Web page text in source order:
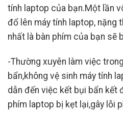
tính laptop của bạn.Một lần
đổ lên máy tính laptop, nặng
nhất là bàn phím của bạn sẽ
-Thường xuyên làm việc
bẩn,không vệ sinh máy tính
dẫn đến việc kết bụi bẩn kết
phím laptop bị kẹt lại,gây lỗi